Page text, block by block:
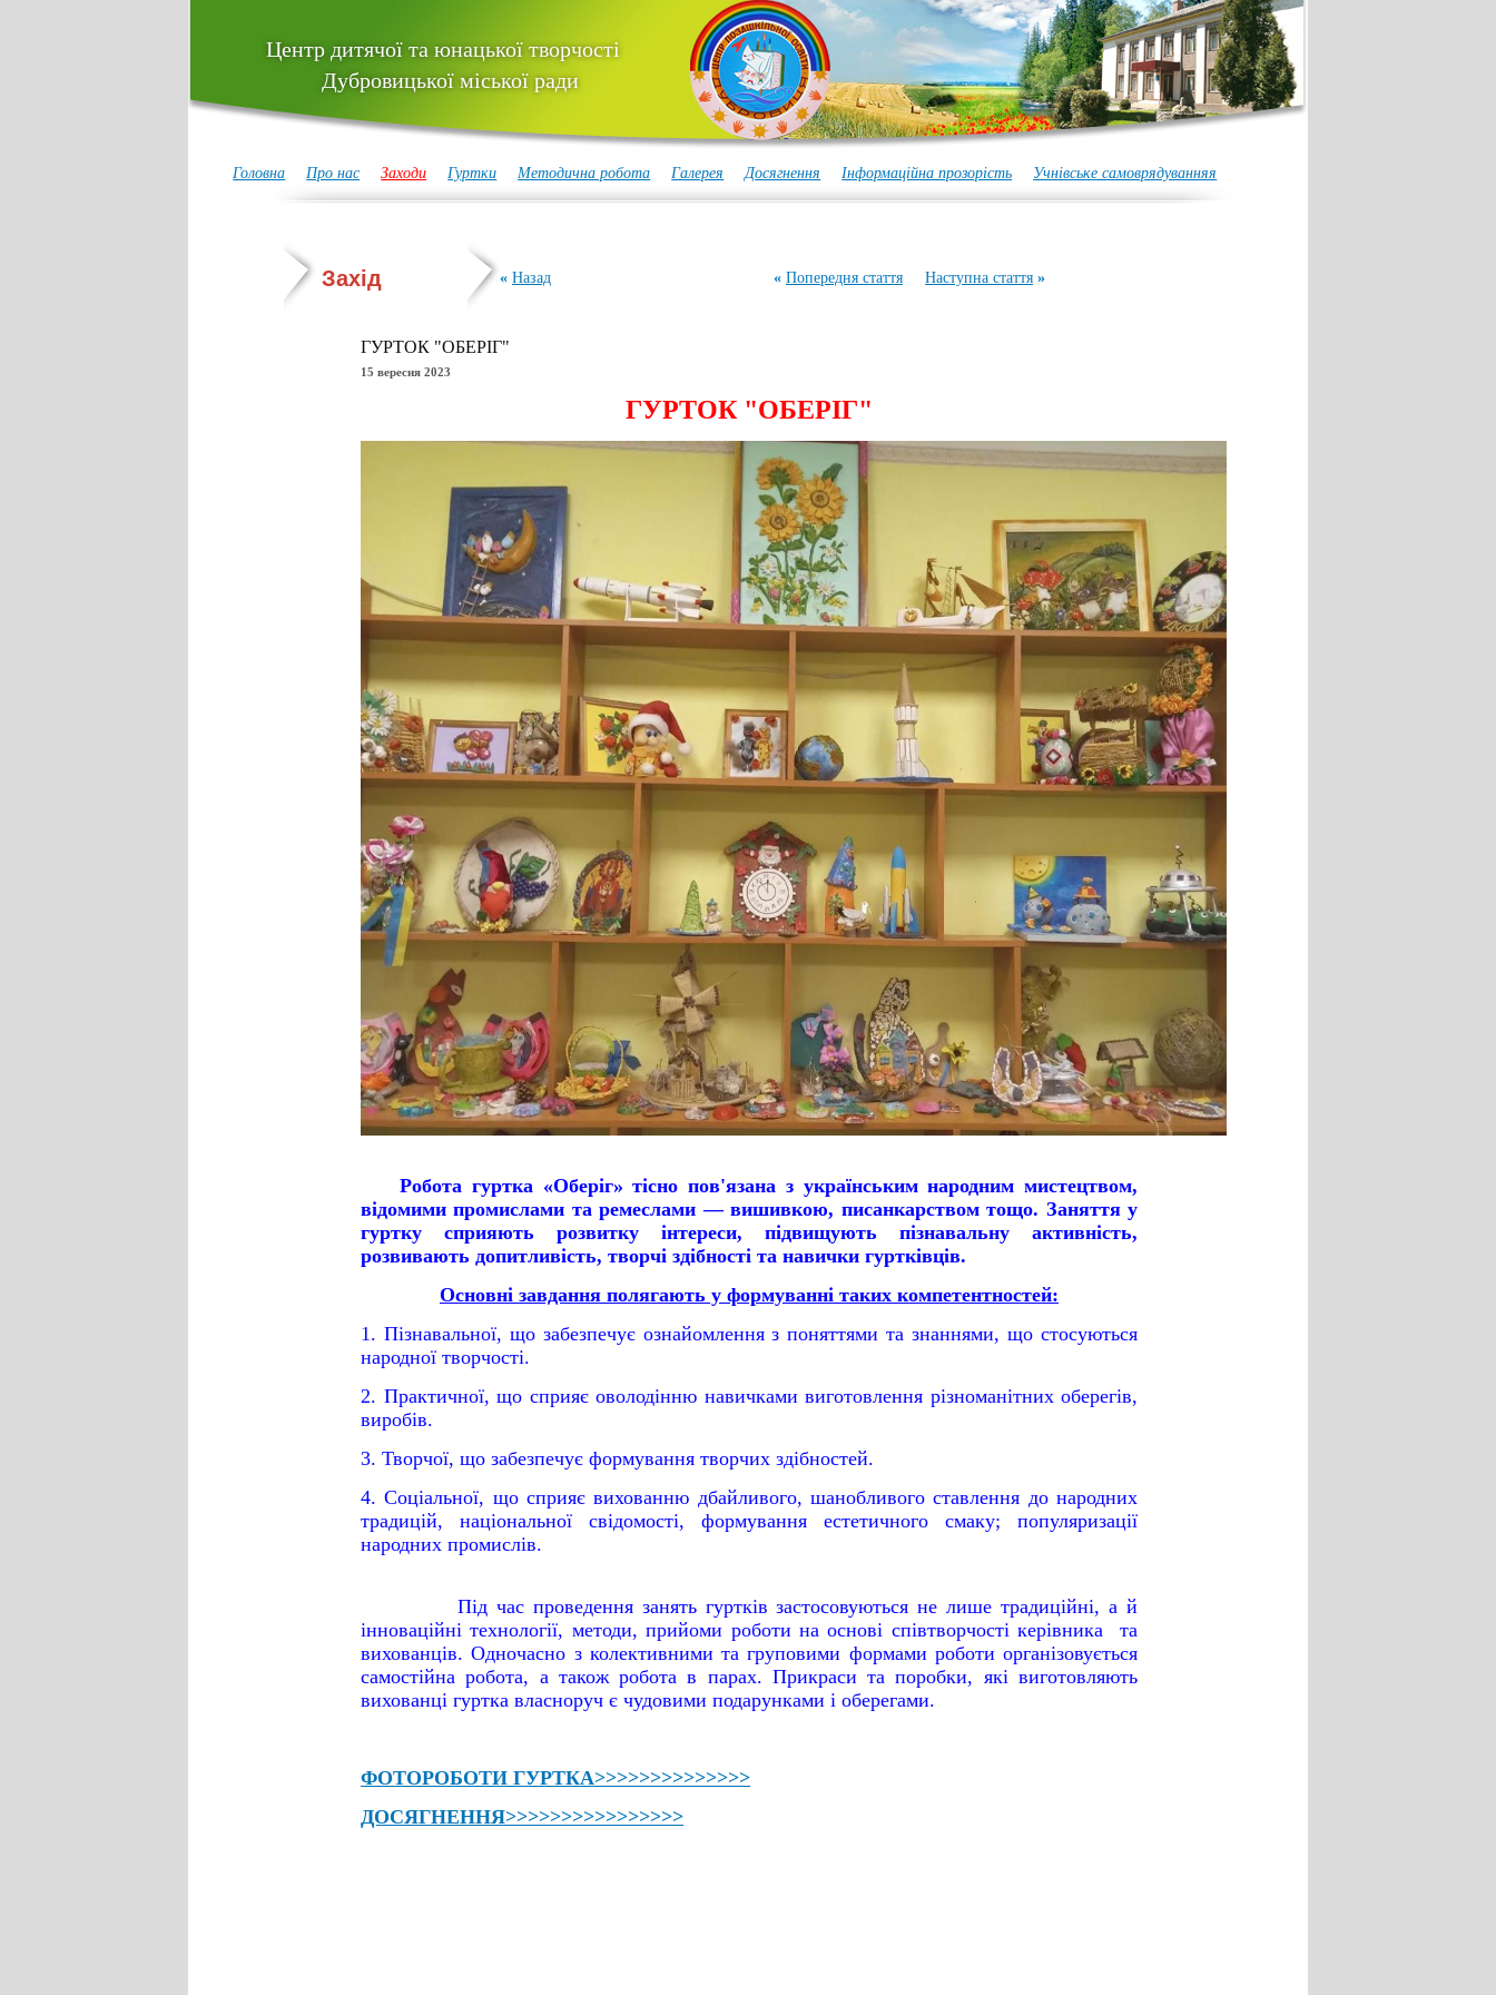
Центр дитячої та юнацької творчості
Дубровицької міської ради
Головна Про нас Заходи Гуртки Методична робота Галерея Досягнення Інформаційна прозорість Учнівське самоврядуванняя
Захід « Назад « Попередня стаття Наступна стаття »
ГУРТОК "ОБЕРІГ"
15 вересня 2023
ГУРТОК "ОБЕРІГ"
Робота гуртка «Оберіг» тісно пов'язана з українськимнародним мистецтвом,
відомими промислами та ремеслами — вишивкою, писанкарством тощо. Заняття у
гуртку сприяють розвитку інтереси, підвищують пізнавальну активність,
розвивають допитливість, творчі здібності та навички гуртківців.
Основні завдання полягають у формуванні таких компетентностей:
1. Пізнавальної, що забезпечує ознайомлення з поняттями та знаннями, що стосуються
народної творчості.
2. Практичної, що сприяє оволодінню навичками виготовлення різноманітних оберегів,
виробів.
3. Творчої, що забезпечує формування творчих здібностей.
4. Соціальної, що сприяє вихованню дбайливого, шанобливого ставлення до народних
традицій, національної свідомості, формування естетичного смаку; популяризації
народних промислів.
Під час проведення занять гуртків застосовуються не лише традиційні, а й
інноваційні технології, методи, прийоми роботи на основі співтворчості керівника
та
вихованців. Одночасно з колективними та груповими формами роботи організовується
самостійна робота, а також робота в парах. Прикраси та поробки, які виготовляють
вихованці гуртка власноруч є чудовими подарунками і оберегами.
ФОТОРОБОТИ ГУРТКА>>>>>>>>>>>>>>
ДОСЯГНЕННЯ>>>>>>>>>>>>>>>>